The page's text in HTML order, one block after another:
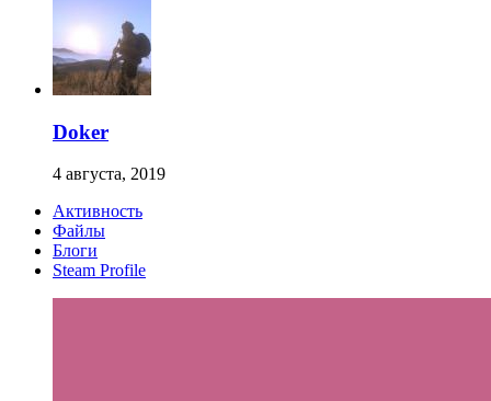
Doker
4 августа, 2019
Активность
Файлы
Блоги
Steam Profile